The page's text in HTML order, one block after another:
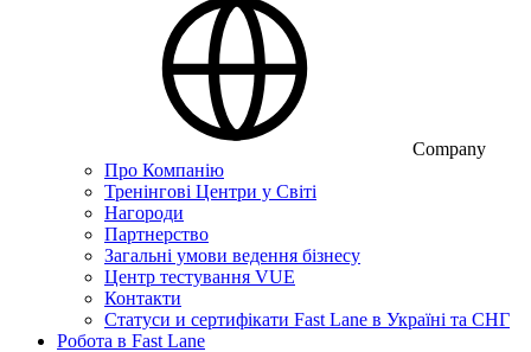
Company
Про Компанію
Тренінгові Центри у Світі
Нагороди
Партнерство
Загальні умови ведення бізнесу
Центр тестування VUE
Контакти
Статуси и сертифікати Fast Lane в Україні та СНГ
Робота в Fast Lane